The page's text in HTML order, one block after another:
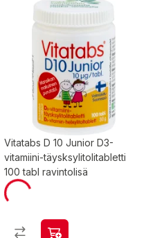
Vitatabs D 10 Junior D3-
vitamiini-täysksylitolitabletti
100 tabl ravintolisä